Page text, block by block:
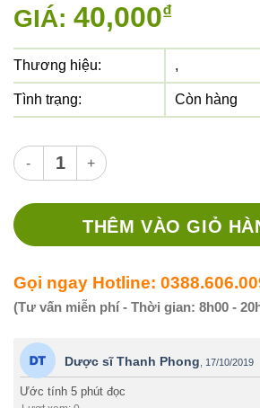
GIÁ: 40,000₫
Thương hiệu: ,
Tình trạng: Còn hàng
Thuốc Enahexal 5mg - Thuốc điều trị
THÊM VÀO GIỎ
Gọi ngay Hotline:
(Tư vấn miễn phí - Thời gian: 8h00 -
Dược sĩ Thanh Phong 17/10/2019
Ước tính 5 phút đọc